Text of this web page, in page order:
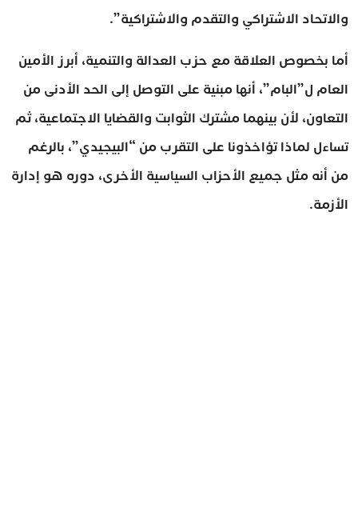
والاتحاد الاشتراكي والتقدم والاشتراكية”.
أما بخصوص العلاقة مع حزب العدالة والتنمية، أبرز الأمين
العام ل”البام”، أنها مبنية على التوصل إلى الحد الأدنى من
التعاون، لأن بينهما مشترك الثوابت والقضايا الاجتماعية، ثم
تساءل لماذا تؤاخذونا على التقرب من “البيجيدي”، بالرغم
من أنه مثل جميع الأحزاب السياسية الأخرى، دوره هو إدارة
الأزمة.